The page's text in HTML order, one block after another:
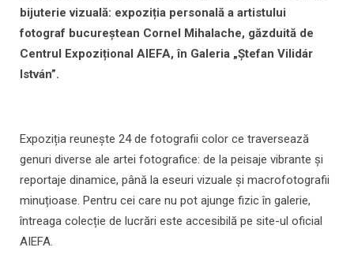
bijuterie vizuală: expoziția personală a artistului
fotograf bucureștean Cornel Mihalache, găzduită de
Centrul Expozițional AIEFA, în Galeria „Ștefan Vilidár
István”.
Expoziția reunește 24 de fotografii color ce traversează
genuri diverse ale artei fotografice: de la peisaje vibrante și
reportaje dinamice, până la eseuri vizuale și macrofotografii
minuțioase. Pentru cei care nu pot ajunge fizic în galerie,
întreaga colecție de lucrări este accesibilă pe site-ul oficial
AIEFA.